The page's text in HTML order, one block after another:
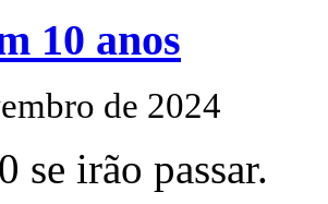
10 anos
de 2024
se irão passar.